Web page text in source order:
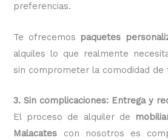
preferencias.
Te ofrecemos paquetes
alquiles lo que realmente
sin comprometer la comodidad de
3. Sin complicaciones: Entrega y
El proceso de alquiler de
Malacates con nosotros es